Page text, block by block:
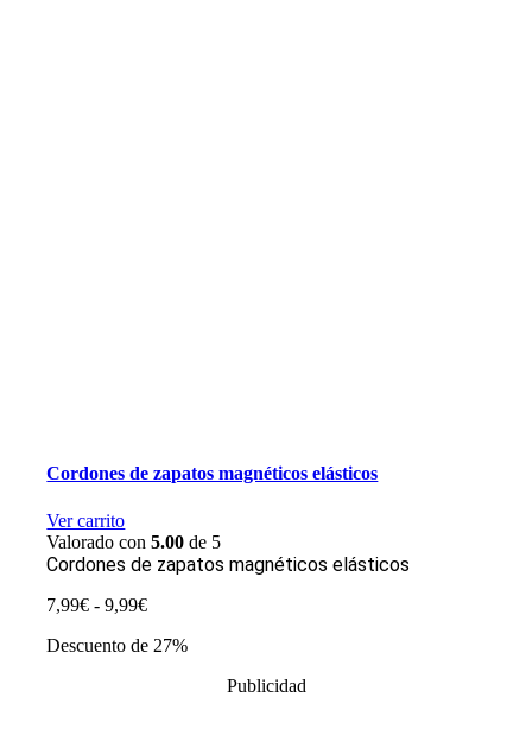
Cordones de zapatos magnéticos elásticos
Ver carrito
Valorado con5.00 de 5
Cordones de zapatos magnéticos elásticos
7,99€ - 9,99€Rango
precios:
Descuento de 27%
Publicidad